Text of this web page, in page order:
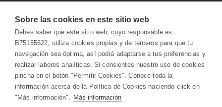
HerbolarioWeb © 2026. All Rights Reserved
Sobre las cookies en este sitio web
Debes saber que este sitio web, cuyo responsable es
B75155622, utiliza cookies propias y de terceros para que tu
navegación sea óptima, así podrá adaptarse a tus preferencias y
realizar labores analíticas. Si consientes nuestro uso de cookies
pincha en el botón "Permitir Cookies". Conoce toda la
información acerca de la Política de Cookies haciendo click en
"Más información". Más información